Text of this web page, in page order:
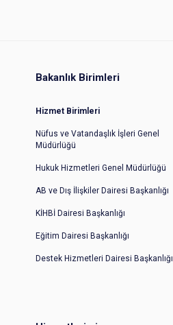
Bakanlık Birimleri
Hizmet Birimleri
Nüfus ve Vatandaşlık İşleri Genel
Müdürlüğü
Hukuk Hizmetleri Genel Müdürlüğü
AB ve Dış İlişkiler Dairesi Başkanlığı
KİHBİ Dairesi Başkanlığı
Eğitim Dairesi Başkanlığı
Destek Hizmetleri Dairesi Başkanlığı